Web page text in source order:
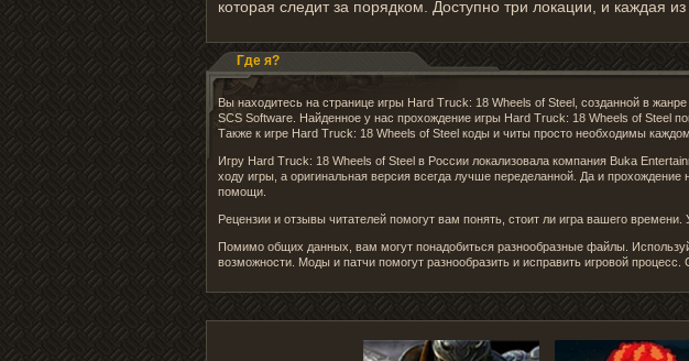
которая следит за порядком. Доступно три локации, и каждая
Где я?
Вы находитесь на странице игры Hard Truck: 18 Wheels of Steel, созданной в
SCS Software. Найденное у нас прохождение игры Hard Truck: 18 Wheels of Steel
Также к игре Hard Truck: 18 Wheels of Steel коды и читы просто необходимы
Игру Hard Truck: 18 Wheels of Steel в России локализовала компания Buka
ходу игры, а оригинальная версия всегда лучше переделанной. Да и
помощи.
Рецензии и отзывы читателей помогут вам понять, стоит ли игра вашего
Помимо общих данных, вам могут понадобиться разнообразные файлы.
возможности. Моды и патчи помогут разнообразить и исправить игровой